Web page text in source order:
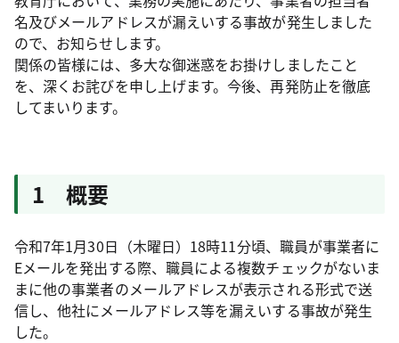
名及びメールアドレスが漏えいする事故が発生しました
ので、お知らせします。
関係の皆様には、多大な御迷惑をお掛けしましたこと
を、深くお詫びを申し上げます。今後、再発防止を徹底
してまいります。
1 概要
令和7年1月30日（木曜日）18時11分頃、職員が事業者に
Eメールを発出する際、職員による複数チェックがないま
まに他の事業者のメールアドレスが表示される形式で送
信し、他社にメールアドレス等を漏えいする事故が発生
した。